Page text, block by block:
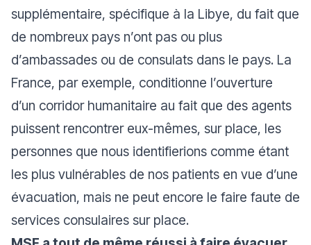
supplémentaire, spécifique à la Libye, du fait que
de nombreux pays n’ont pas ou plus
d’ambassades ou de consulats dans le pays. La
France, par exemple, conditionne l’ouverture
d’un corridor humanitaire au fait que des agents
puissent rencontrer eux-mêmes, sur place, les
personnes que nous identifierions comme étant
les plus vulnérables de nos patients en vue d’une
évacuation, mais ne peut encore le faire faute de
services consulaires sur place.